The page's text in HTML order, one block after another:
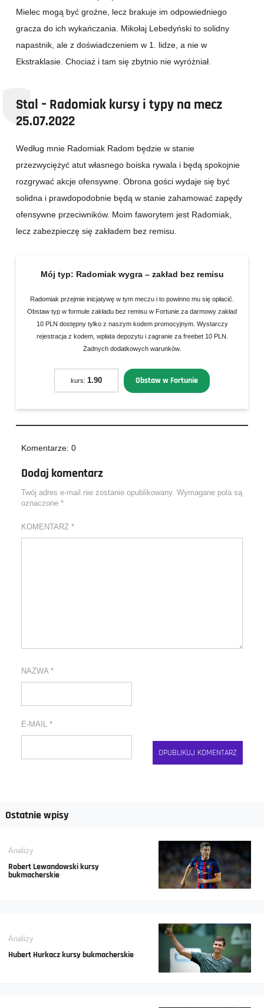
Mielec mogą być groźne, lecz brakuje im odpowiedniego
gracza do ich wykańczania. Mikołaj Lebedyński to solidny
napastnik, ale z doświadczeniem w 1. lidze, a nie w
Ekstraklasie. Chociaż i tam się zbytnio nie wyróżniał.
Stal – Radomiak kursy i typy na mecz
25.07.2022
Według mnie Radomiak Radom będzie w stanie
przezwyciężyć atut własnego boiska rywala i będą spokojnie
rozgrywać akcje ofensywne. Obrona gości wydaje się być
solidna i prawdopodobnie będą w stanie zahamować zapędy
ofensywne przeciwników. Moim faworytem jest Radomiak,
lecz zabezpieczę się zakładem bez remisu.
Mój typ: Radomiak wygra – zakład bez remisu
Radomiak przejmie inicjatywę w tym meczu i to powinno mu się opłacić.
Obstaw typ w formule zakładu bez remisu w Fortunie za darmowy zakład
10 PLN dostępny tylko z naszym kodem promocyjnym. Wystarczy
rejestracja z kodem, wpłata depozytu i zagranie za freebet 10 PLN.
Żadnych dodatkowych warunków.
kurs: 1.90 Obstaw w Fortunie
Komentarze: 0
Dodaj komentarz
Twój adres e-mail nie zostanie opublikowany. Wymagane pola są
oznaczone *
KOMENTARZ *
NAZWA *
E-MAIL *
Ostatnie wpisy
Analizy
Robert Lewandowski kursy
bukmacherskie
Analizy
Hubert Hurkacz kursy bukmacherskie